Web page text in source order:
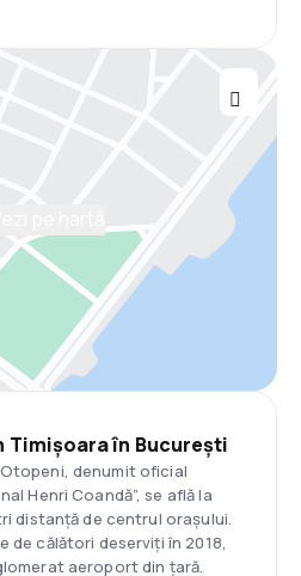
Timișoara în București
denumit oficial
Henri Coandă”, se află la
distanță de centrul orașului.
de călători deserviți în 2018,
aeroport din țară.